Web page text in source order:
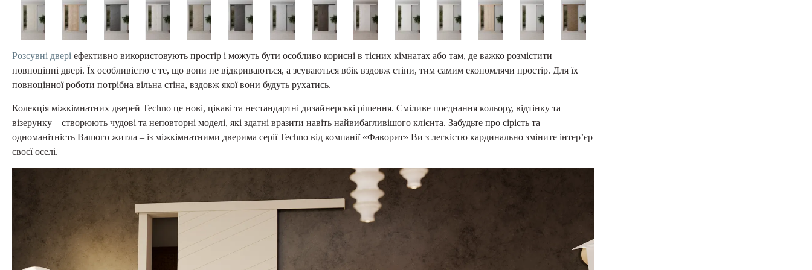
Розсувні двері ефективно використовують простір і можуть бути особливо корисні в тісних кімнатах або там, де важко розмістити
повноцінні двері. Їх особливістю є те, що вони не відкриваються, а зсуваються вбік вздовж стіни, тим самим економлячи простір. Для їх
повноцінної роботи потрібна вільна стіна, вздовж якої вони будуть рухатись.
Колекція міжкімнатних дверей Techno це нові, цікаві та нестандартні дизайнерські рішення. Сміливе поєднання кольору, відтінку та
візерунку – створюють чудові та неповторні моделі, які здатні вразити навіть найвибагливішого клієнта. Забудьте про сірість та
одноманітність Вашого житла – із міжкімнатними дверима серії Techno від компанії «Фаворит» Ви з легкістю кардинально зміните інтер’єр
своєї оселі.